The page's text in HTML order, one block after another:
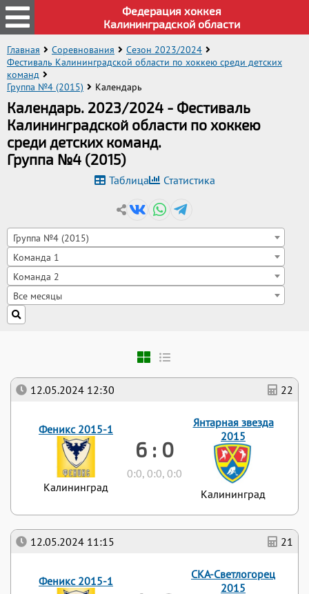
Федерация хоккея
Калининградской области
Главная Соревнования
Сезон 2023/2024
Фестиваль Калининградской области по хоккею среди детских
команд
Группа №4 (2015)
Календарь
Календарь. 2023/2024 - Фестиваль
Калининградской области по хоккею
среди детских команд.
Группа №4 (2015)
Таблица Статистика
Группа №4 (2015)
Команда 1
Команда 2
Все месяцы
12.05.2024 11:15 21
Феникс 2015-1
СКА-Светлогорец
2015
12.05.2024 12:30 22
Феникс 2015-1
Калининград
6 : 0
0:0, 0:0, 0:0
Янтарная звезда
2015
Калининград